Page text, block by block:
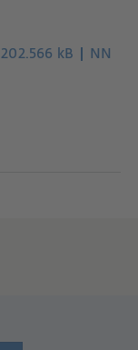
202.566 kB NN